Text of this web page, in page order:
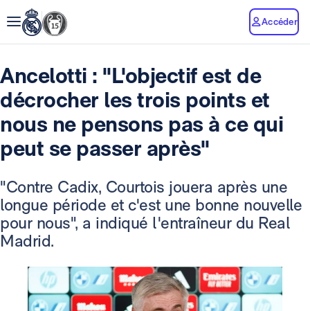
Accéder
Ancelotti : "L'objectif est de
décrocher les trois points et
nous ne pensons pas à ce qui
peut se passer après"
"Contre Cadix, Courtois jouera après une
longue période et c'est une bonne nouvelle
pour nous", a indiqué l'entraîneur du Real
Madrid.